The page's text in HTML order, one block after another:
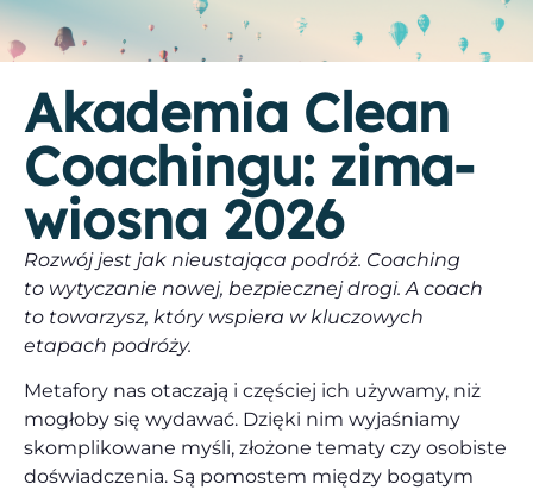
Akademia Clean
Coachingu: zima-
wiosna 2026
Rozwój jest jak nieustająca podróż. Coaching
to wytyczanie nowej, bezpiecznej drogi. A coach
to towarzysz, który wspiera w kluczowych
etapach podróży.
Metafory nas otaczają i częściej ich używamy, niż
mogłoby się wydawać. Dzięki nim wyjaśniamy
skomplikowane myśli, złożone tematy czy osobiste
doświadczenia. Są pomostem między bogatym